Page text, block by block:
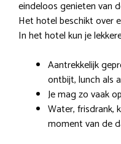
eindeloos genieten van
Het hotel beschikt over
In het hotel kun je
Aantrekkelijk
ontbijt, lunch als
Je mag zo vaak
Water, frisdrank,
moment van de